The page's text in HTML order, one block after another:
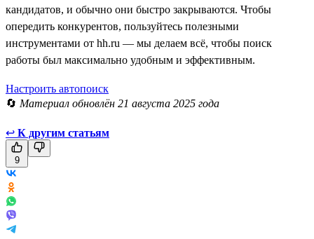
кандидатов, и обычно они быстро закрываются. Чтобы
опередить конкурентов, пользуйтесь полезными
инструментами от hh.ru — мы делаем всё, чтобы поиск
работы был максимально удобным и эффективным.
Настроить автопоиск
🔄 Материал обновлён 21 августа 2025 года
↩ К другим статьям
9